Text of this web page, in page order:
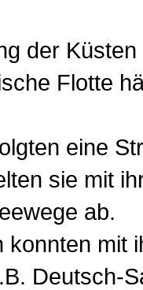
der
Flotte
eine
sie mit
ab.
konnten mit
Deutsch-